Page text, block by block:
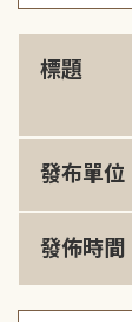
標題
發布單位
發佈時間